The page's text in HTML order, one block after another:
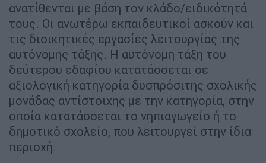
ανατίθενται με βάση τον κλάδο/ειδικότητά
τους. Οι ανωτέρω εκπαιδευτικοί ασκούν και
τις διοικητικές εργασίες λειτουργίας της
αυτόνομης τάξης. Η αυτόνομη τάξη του
δεύτερου εδαφίου κατατάσσεται σε
αξιολογική κατηγορία δυσπρόσιτης σχολικής
μονάδας αντίστοιχης με την κατηγορία, στην
οποία κατατάσσεται το νηπιαγωγείο ή το
δημοτικό σχολείο, που λειτουργεί στην ίδια
περιοχή.